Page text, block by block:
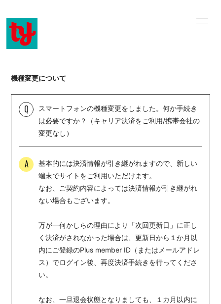
home
profile
music video
discography
online shop
email
会員登録 ログイン
機種変更について
Q
スマートフォンの機種変更をしました。何か手続き
は必要ですか？（キャリア決済をご利用/携帯会社の
変更なし）
A
基本的には決済情報が引き継がれますので、新しい
端末でサイトをご利用いただけます。
なお、ご契約内容によっては決済情報が引き継がれ
ない場合もございます。
万が一何かしらの理由により「次回更新日」に正し
く決済がされなかった場合は、更新日から１か月以
内にご登録のPlus member ID（またはメールアドレ
ス）でログイン後、再度決済手続きを行ってくださ
い。
なお、一旦退会状態となりましても、１カ月以内に